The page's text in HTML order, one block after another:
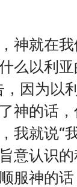
神就在
么以利
因为以
神的话
我就说“
意认识
服神的